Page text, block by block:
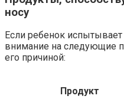
носу
Если ребенок испытывает
внимание на следующие
его причиной:
Продукт